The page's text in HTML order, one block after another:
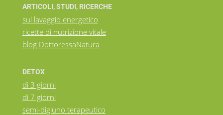
ARTICOLI, STUDI, RICERCHE
sul lavaggio energetico
ricette di nutrizione vitale
blog DottoressaNatura
DETOX
di 3 giorni
di 7 giorni
semi-digiuno terapeutico